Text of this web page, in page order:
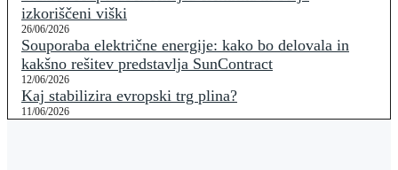
izkoriščeni viški
26/06/2026
Souporaba električne energije: kako bo delovala in
kakšno rešitev predstavlja SunContract
12/06/2026
Kaj stabilizira evropski trg plina?
11/06/2026